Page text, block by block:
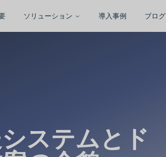
ソリューション 導入事例 ブログ
ステムとド